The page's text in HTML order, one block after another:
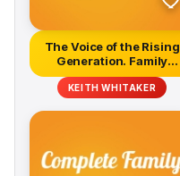
The Voice of the Rising
Generation. Family
Wealth...
KEITH WHITAKER